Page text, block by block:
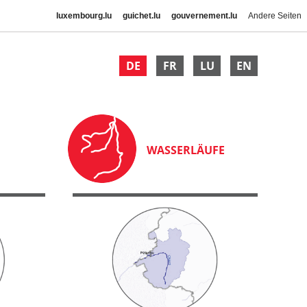
luxembourg.lu guichet.lu gouvernement.lu Andere Seiten
DE FR LU EN
WASSERLÄUFE